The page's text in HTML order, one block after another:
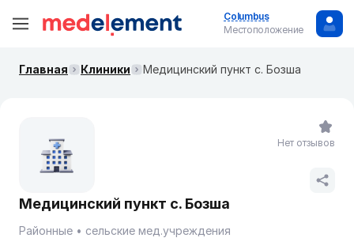
Columbus
Местоположение
Главная Клиники Медицинский пункт с. Бозша
Медицинский пункт с. Бозша
Районные
сельские мед.учреждения
Нет отзывов